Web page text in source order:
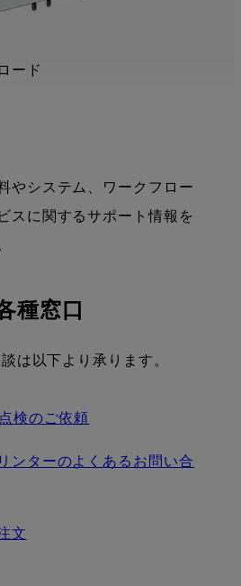
ード
やシステム、ワークフロー
スに関するサポート情報を
種窓口
は以下より承ります。
検のご依頼
ンターのよくあるお問い合
文